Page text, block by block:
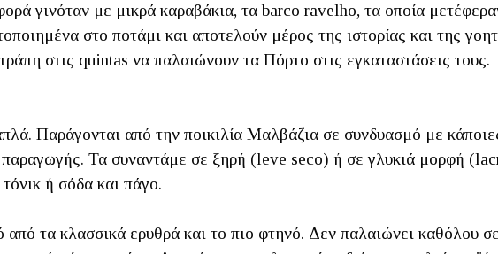
γινόταν με μικρά καραβάκια, τα barco ravelho, τα οποία
στο ποτάμι και αποτελούν μέρος της ιστορίας και της
στις quintas να παλαιώνουν τα Πόρτο στις εγκαταστάσεις τους.
Παράγονται από την ποικιλία Μαλβάζια σε συνδυασμό με
Τα συναντάμε σε ξηρή (leve seco) ή σε γλυκιά μορφή
ή σόδα και πάγο.
από τα κλασσικά ερυθρά και το πιο φτηνό. Δεν παλαιώνει καθόλου